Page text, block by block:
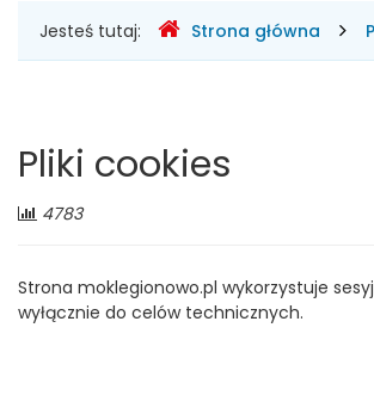
Gdzie
jesteśmy
Jesteś tutaj: Strona główna
Pliki cookies
Liczba
4783
Strona moklegionowo.pl wykorzystuje
wyłącznie do celów technicznych.